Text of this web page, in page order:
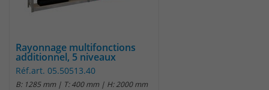
Rayonnage multifonctions
additionnel, 5 niveaux
Réf.art. 05.50513.40
B: 1285 mm | T: 400 mm | H: 2000 mm
Zweck
Name _pk_cvar
Anbieter Matomo